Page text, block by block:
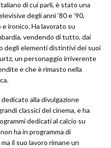
di cui parli, è stato una
degli anni ’80 e ’90,
ironico. Ha lavorato su
vendendo di tutto, dai
degli elementi distintivi dei suoi
un personaggio irriverente
e che è rimasto nella
alla divulgazione
classici del cinema, e ha
dedicati al calcio su
ha in programma di
il suo lavoro rimane un